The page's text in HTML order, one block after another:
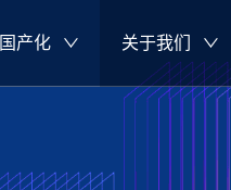
国产化 关于我们